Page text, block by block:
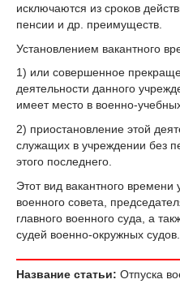
исключаются из сроков
пенсии и др. преимуществ.
Установлением вакантного
1) или совершенное
деятельности данного
имеет место в военно-
2) приостановление этой
служащих в учреждении без
этого последнего.
Этот вид вакантного времени
военного совета,
главного военного суда, а
судей военно-окружных судов.
Название статьи: Отпуска